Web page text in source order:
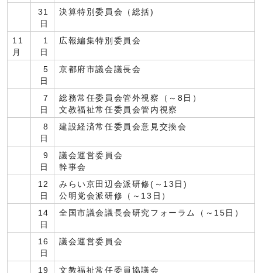
31
日
決算特別委員会（総括)
11
月
1
日
広報編集特別委員会
5
日
京都府市議会議長会
7
日
総務常任委員会管外視察（～8日）
文教福祉常任委員会管内視察
8
日
建設経済常任委員会意見交換会
9
日
議会運営委員会
幹事会
12
日
みらい京田辺会派研修(～13日)
公明党会派研修（～13日）
14
日
全国市議会議長会研究フォーラム（～15日）
16
日
議会運営委員会
19 文教福祉常任委員協議会